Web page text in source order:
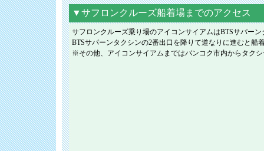
▼サフロンクルーズ船着場までのアクセス
サフロンクルーズ乗り場のアイコンサイアムはBTSサパー
BTSサパーンタクシンの2番出口を降りて道なりに進むと
※その他、アイコンサイアムまではバンコク市内からタク